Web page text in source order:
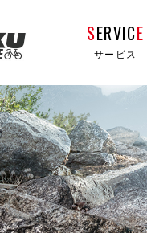
SERVICE
サービス